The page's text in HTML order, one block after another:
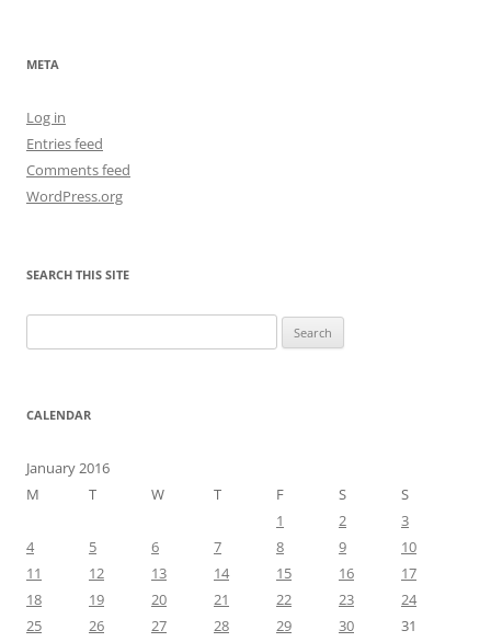
META
Log in
Entries feed
Comments feed
WordPress.org
SEARCH THIS SITE
for:
CALENDAR
January 2016
M
T W T F S
S
1
2
3
4
5 6 7 8 9
10
11
12 13 14 15 16
17
18
19 20 21 22 23
24
25
26 27 28 29 30
31